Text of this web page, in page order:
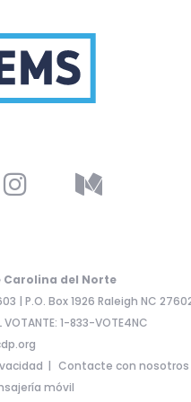
del Norte
| P.O. Box 1926 Raleigh NC
VOTANTE: 1-833-VOTE4NC
Contacte con nosotros
móvil